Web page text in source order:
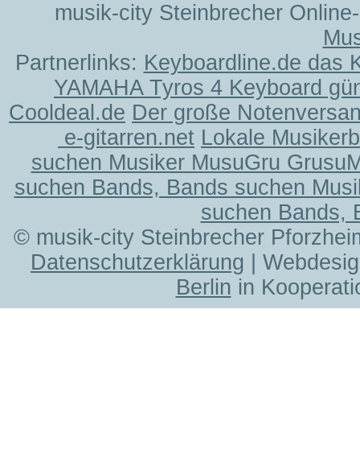
musik-city Steinbrecher
Partnerlinks: Keyboardline.de das
YAMAHA Tyros 4 Keyboard
Cooldeal.de Der große
e-gitarren.net Lokale
suchen Musiker MusuGru
suchen Bands, Bands suchen
suchen Bands,
© musik-city Steinbrecher
Datenschutzerklärung |
Berlin in